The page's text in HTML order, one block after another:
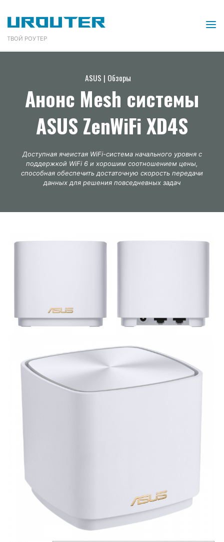
содержимому
URouter
ТВОЙ РОУТЕР
ASUS | Обзоры
Анонс Mesh системы
ASUS ZenWiFi XD4S
Доступная ячеистая WiFi-система начального уровня с
поддержкой WiFi 6 и хорошим соотношением цены,
способная обеспечить достаточную скорость передачи
данных для решения повседневных задач